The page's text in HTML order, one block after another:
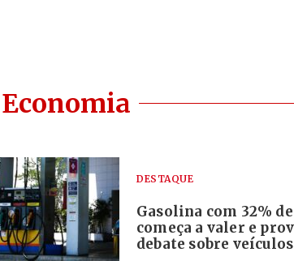
Economia
DESTAQUE
Gasolina com 32%
começa a valer e
debate sobre veículos